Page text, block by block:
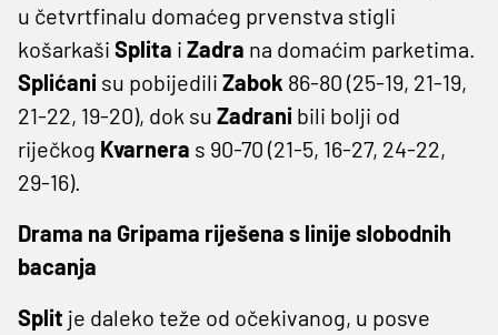
u četvrtfinalu domaćeg prvenstva stigli
košarkaši Splita i Zadra na domaćim parketima.
Splićani su pobijedili Zabok 86-80 (25-19, 21-19,
21-22, 19-20), dok su Zadrani bili bolji od
riječkog Kvarnera s 90-70 (21-5, 16-27, 24-22,
29-16).
Drama na Gripama riješena s linije slobodnih
bacanja
Split je daleko teže od očekivanog, u posve